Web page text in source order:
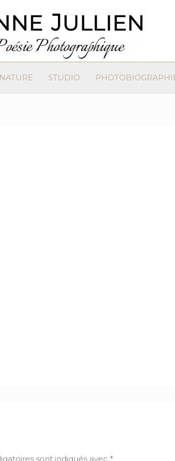
NATURE STUDIO
sont indiqués avec *